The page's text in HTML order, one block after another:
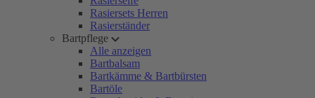
Rasiersets Herren
Rasierständer
Bartpflege
Alle anzeigen
Bartbalsam
Bartkämme & Bartbürsten
Bartöle